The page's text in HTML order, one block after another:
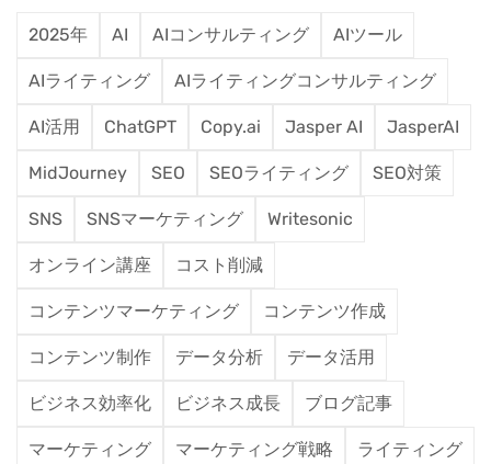
2025年 AI AIコンサルティング AIツール
AIライティング AIライティングコンサルティング
AI活用 ChatGPT Copy.ai Jasper AI JasperAI
MidJourney SEO SEOライティング SEO対策
SNS SNSマーケティング Writesonic
オンライン講座 コスト削減
コンテンツマーケティング コンテンツ作成
コンテンツ制作 データ分析 データ活用
ビジネス効率化 ビジネス成長 ブログ記事
マーケティング マーケティング戦略 ライティング